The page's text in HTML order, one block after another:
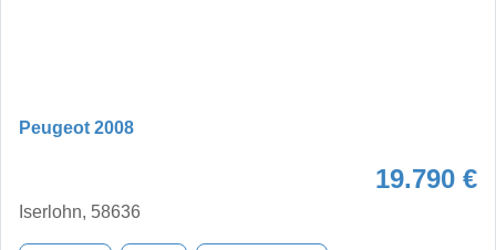
Peugeot 2008
19.790 €
Iserlohn, 58636